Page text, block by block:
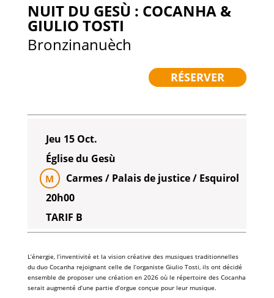
NUIT DU GESÙ : COCANHA &
GIULIO TOSTI
Bronzinanuèch
RÉSERVER
Jeu 15 Oct.
Église du Gesù
M
Carmes / Palais de justice / Esquirol
20h00
TARIF B
L’énergie, l’inventivité et la vision créative des musiques traditionnelles
du duo Cocanha rejoignant celle de l’organiste Giulio Tosti, ils ont décidé
ensemble de proposer une création en 2026 où le répertoire des Cocanha
serait augmenté d’une partie d’orgue conçue pour leur musique.